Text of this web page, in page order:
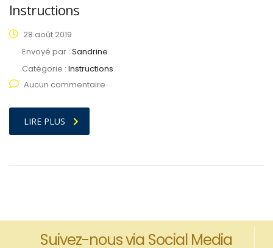
Instructions
28 août 2019
Envoyé par : Sandrine
Catégorie : Instructions
Aucun commentaire
LIRE PLUS
Suivez-nous via Social Media